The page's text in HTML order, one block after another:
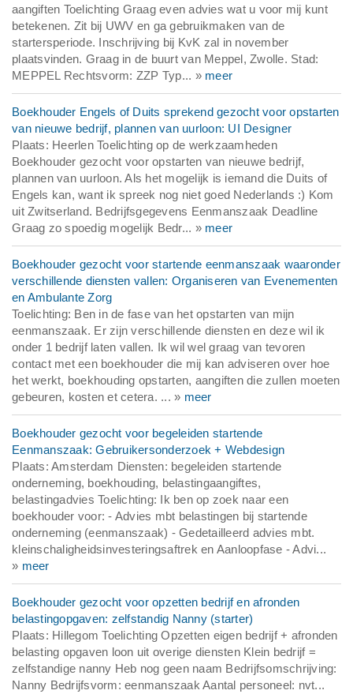
aangiften Toelichting Graag even advies wat u voor mij kunt
betekenen. Zit bij UWV en ga gebruikmaken van de
startersperiode. Inschrijving bij KvK zal in november
plaatsvinden. Graag in de buurt van Meppel, Zwolle. Stad:
MEPPEL Rechtsvorm: ZZP Typ... » meer
Boekhouder Engels of Duits sprekend gezocht voor opstarten
van nieuwe bedrijf, plannen van uurloon: UI Designer
Plaats: Heerlen Toelichting op de werkzaamheden
Boekhouder gezocht voor opstarten van nieuwe bedrijf,
plannen van uurloon. Als het mogelijk is iemand die Duits of
Engels kan, want ik spreek nog niet goed Nederlands :) Kom
uit Zwitserland. Bedrijfsgegevens Eenmanszaak Deadline
Graag zo spoedig mogelijk Bedr... » meer
Boekhouder gezocht voor startende eenmanszaak waaronder
verschillende diensten vallen: Organiseren van Evenementen
en Ambulante Zorg
Toelichting: Ben in de fase van het opstarten van mijn
eenmanszaak. Er zijn verschillende diensten en deze wil ik
onder 1 bedrijf laten vallen. Ik wil wel graag van tevoren
contact met een boekhouder die mij kan adviseren over hoe
het werkt, boekhouding opstarten, aangiften die zullen moeten
gebeuren, kosten et cetera. ... » meer
Boekhouder gezocht voor begeleiden startende
Eenmanszaak: Gebruikersonderzoek + Webdesign
Plaats: Amsterdam Diensten: begeleiden startende
onderneming, boekhouding, belastingaangiftes,
belastingadvies Toelichting: Ik ben op zoek naar een
boekhouder voor: - Advies mbt belastingen bij startende
onderneming (eenmanszaak) - Gedetailleerd advies mbt.
kleinschaligheidsinvesteringsaftrek en Aanloopfase - Advi...
» meer
Boekhouder gezocht voor opzetten bedrijf en afronden
belastingopgaven: zelfstandig Nanny (starter)
Plaats: Hillegom Toelichting Opzetten eigen bedrijf + afronden
belasting opgaven loon uit overige diensten Klein bedrijf =
zelfstandige nanny Heb nog geen naam Bedrijfsomschrijving:
Nanny Bedrijfsvorm: eenmanszaak Aantal personeel: nvt...